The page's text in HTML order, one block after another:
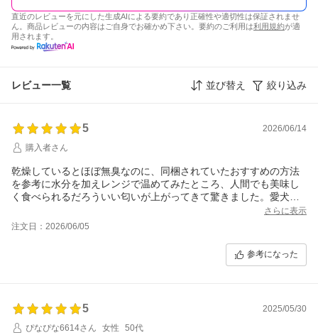
直近のレビューを元にした生成AIによる要約であり正確性や適切性は保証されませ
ん。商品レビューの内容はご自身でお確かめ下さい。要約のご利用は利用規約が適
用されます。
レビュー一覧 並び替え 絞り込み
5
2026/06/14
購入者さん
乾燥しているとほぼ無臭なのに、同梱されていたおすすめの方法
を参考に水分を加えレンジで温めてみたところ、人間でも美味し
く食べられるだろういい匂いが上がってきて驚きました。愛犬も
大喜びです。排便状況から、水分調整には注意が必要ですが水分
を加えオートミールのようにした方が早食いも防げ、水分摂取も
促せるのでとても良かったです
さらに表示
注文日：2026/06/05
参考になった
5
2025/05/30
ぴなぴな6614さん
女性 50代